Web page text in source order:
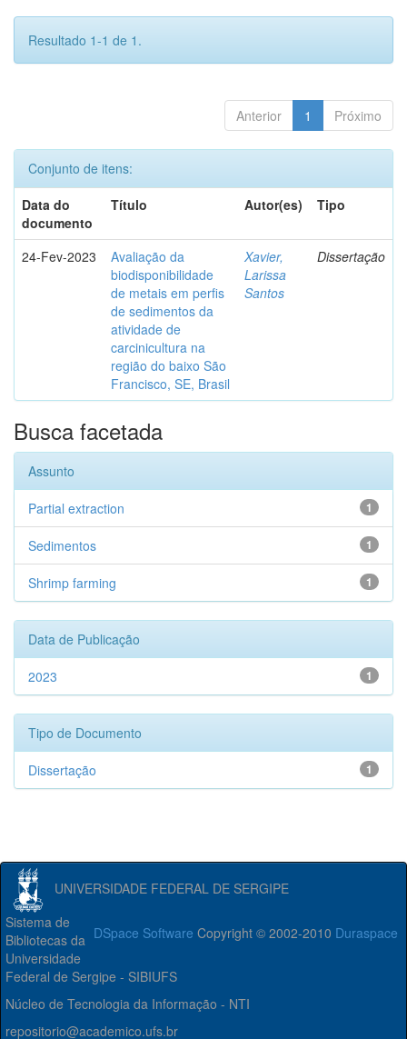
Resultado 1-1 de 1.
Anterior 1 Próximo
Conjunto de itens:
Data do
documento
Título Autor(es) Tipo
24-Fev-2023
Avaliação da
biodisponibilidade
de metais em perfis
de sedimentos da
atividade de
carcinicultura na
região do baixo São
Francisco, SE, Brasil
Xavier,
Larissa
Santos
Dissertação
Busca facetada
Assunto
1
Partial extraction
1
Sedimentos
1
Shrimp farming
Data de Publicação
1
2023
Tipo de Documento
1
Dissertação
UNIVERSIDADE FEDERAL DE SERGIPE
DSpace Software Copyright © 2002-2010 Duraspace
Sistema de
Bibliotecas da
Universidade
Federal de Sergipe - SIBIUFS
Núcleo de Tecnologia da Informação - NTI
repositorio@academico.ufs.br